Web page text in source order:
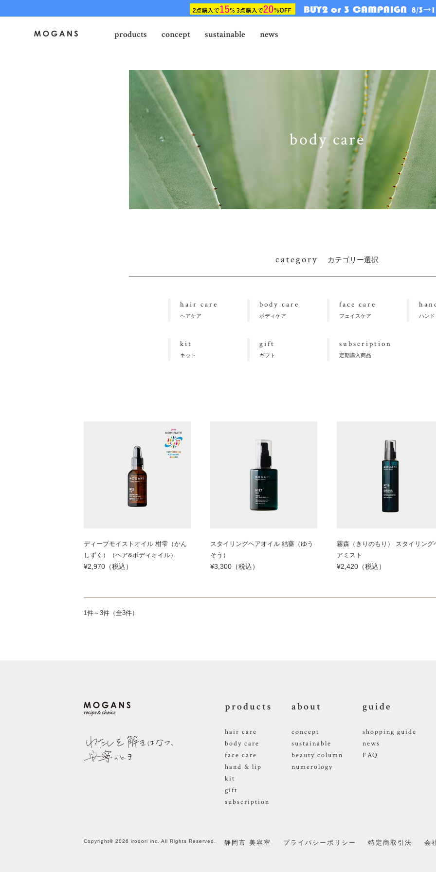
products concept sustainable news
body care
category カテゴリー選択
hair care
ヘアケア
body care
ボディケア
face care
フェイスケア ハン
kit
キット
gift
ギフト
subscription
定期購入商品
ディープモイストオイル 柑雫（かん
しずく）（ヘア&ボディオイル）
¥2,970（税込）
スタイリングヘアオイル 結薔（ゆう
そう）
¥3,300（税込）
霧森（きりのもり） スタイリング
アミスト
¥2,420（税込）
1件～3件（全3件）
products
hair care
body care
face care
hand & lip
kit
gift
subscription
about
concept
sustainable
beauty column
numerology
guide
shopping guide
news
FAQ
Copyright© 2026 irodori inc. All Rights Reserved. 静岡市 美容室 プライバシーポリシー 特定商取引法 会